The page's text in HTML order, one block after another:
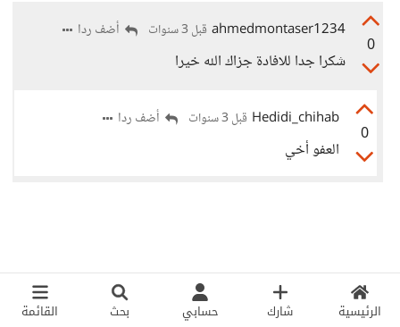
الرئيسية شارك حسابي بحث القائمة
0
ahmedmontaser1234 قبل 3 سنوات أضف ردا
شكرا جدا للافادة جزاك الله خيرا
0
Hedidi_chihab قبل 3 سنوات أضف ردا
العفو أخي